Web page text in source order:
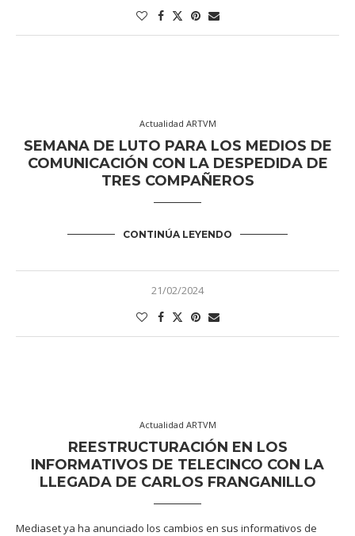
Actualidad ARTVM
SEMANA DE LUTO PARA LOS MEDIOS DE
COMUNICACIÓN CON LA DESPEDIDA DE
TRES COMPAÑEROS
CONTINÚA LEYENDO
21/02/2024
Actualidad ARTVM
REESTRUCTURACIÓN EN LOS
INFORMATIVOS DE TELECINCO CON LA
LLEGADA DE CARLOS FRANGANILLO
Mediaset ya ha anunciado los cambios en sus informativos de